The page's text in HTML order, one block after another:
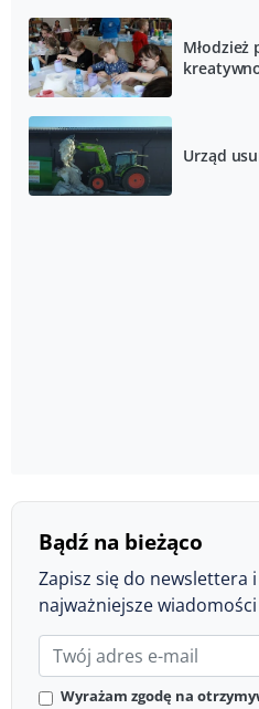
Młodzież
Urząd
Bądź na bieżąco
Zapisz się do newslettera
najważniejsze
Wyrażam zgodę na